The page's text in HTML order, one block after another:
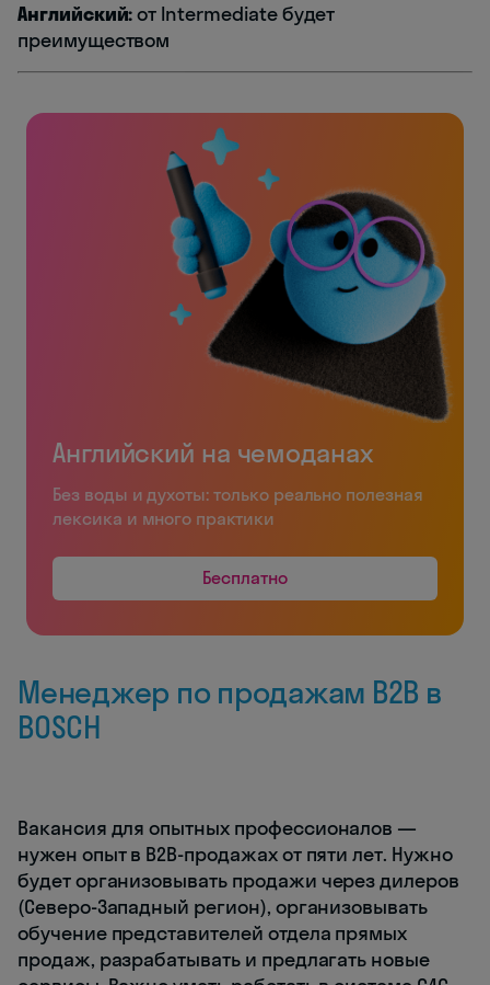
Английский:от Intermediate будет
преимуществом
Английский на чемоданах
Без воды и духоты: только реально полезная
лексика и много практики
Бесплатно
Менеджер по продажам B2B в
BOSCH
Вакансия для опытных профессионалов —
нужен опыт в В2В-продажах от пяти лет. Нужно
будет организовывать продажи через дилеров
(Северо-Западный регион), организовывать
обучение представителей отдела прямых
продаж, разрабатывать и предлагать новые